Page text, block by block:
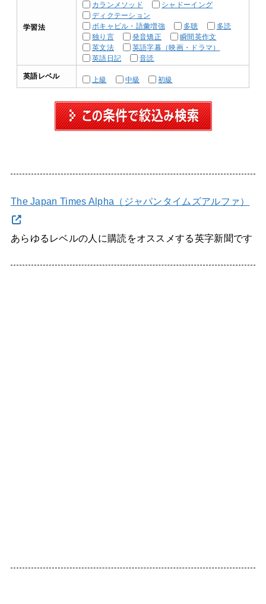
学習法
カランメソッド
シャドーイング
ディクテーション
ボキャビル・語彙増強
多聴
多読
独り言
発音矯正
瞬間英作文
英文法
英語字幕（映画・ドラマ）
英語日記
音読
英語レベル 上級 中級 初級
The Japan Times Alpha（ジャパンタイムズアルファ）
あらゆるレベルの人に購読をオススメする英字新聞です